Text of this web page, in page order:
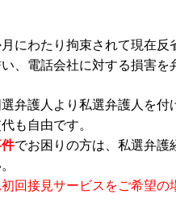
にわたり拘束されて現在
、電話会社に対する損害
弁護人より私選弁護人を付
も自由です。
でお困りの方は、私選弁
回接見サービスをご希望の